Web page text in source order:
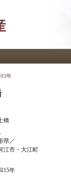
年
橋
県／
江市・大江町
15年